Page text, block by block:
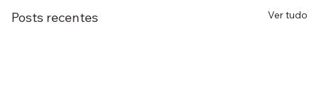
Posts recentes Ver tudo